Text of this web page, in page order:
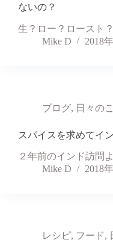
ないの？
生？ロー？ロースト
Mike D
2018
ブログ, 日々の
スパイスを求めてイ
２年前のインド訪問
Mike D
2018
レシピ, フード,